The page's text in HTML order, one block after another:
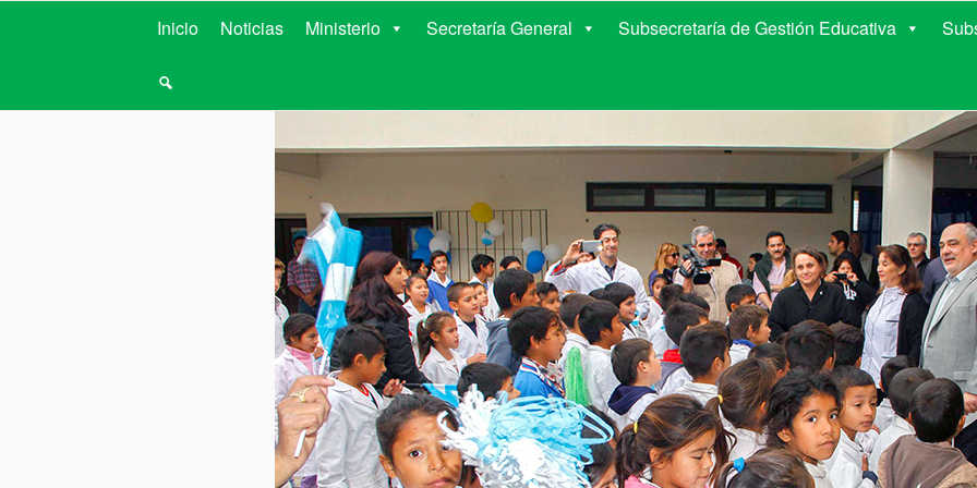
MINISTERIO DE EDUCACIÓN DE
Inicio Noticias Ministerio Secretaría General Subsecretaría de Gestión Educativa